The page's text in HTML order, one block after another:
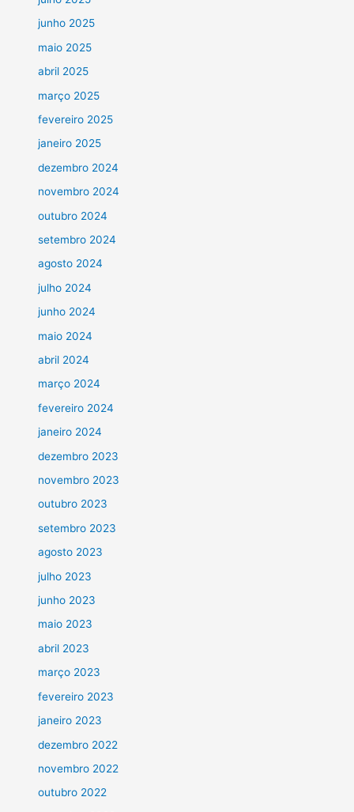
junho 2025
maio 2025
abril 2025
março 2025
fevereiro 2025
janeiro 2025
dezembro 2024
novembro 2024
outubro 2024
setembro 2024
agosto 2024
julho 2024
junho 2024
maio 2024
abril 2024
março 2024
fevereiro 2024
janeiro 2024
dezembro 2023
novembro 2023
outubro 2023
setembro 2023
agosto 2023
julho 2023
junho 2023
maio 2023
abril 2023
março 2023
fevereiro 2023
janeiro 2023
dezembro 2022
novembro 2022
outubro 2022